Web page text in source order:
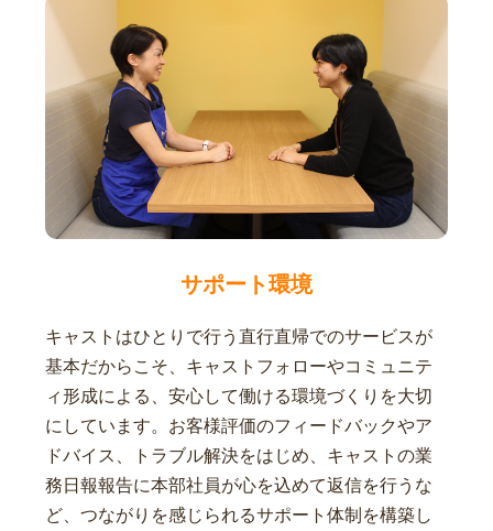
サポート環境
キャストはひとりで行う直行直帰でのサービスが
基本だからこそ、キャストフォローやコミュニテ
ィ形成による、安心して働ける環境づくりを大切
にしています。お客様評価のフィードバックやア
ドバイス、トラブル解決をはじめ、キャストの業
務日報報告に本部社員が心を込めて返信を行うな
ど、つながりを感じられるサポート体制を構築し